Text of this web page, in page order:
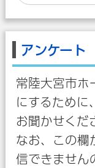
アンケート
常陸大宮市ホ
にするために
お聞かせくだ
なお、この欄
信できません